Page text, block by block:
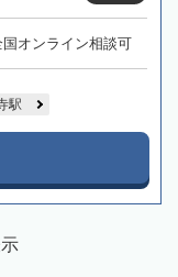
オンライン相談可
駅